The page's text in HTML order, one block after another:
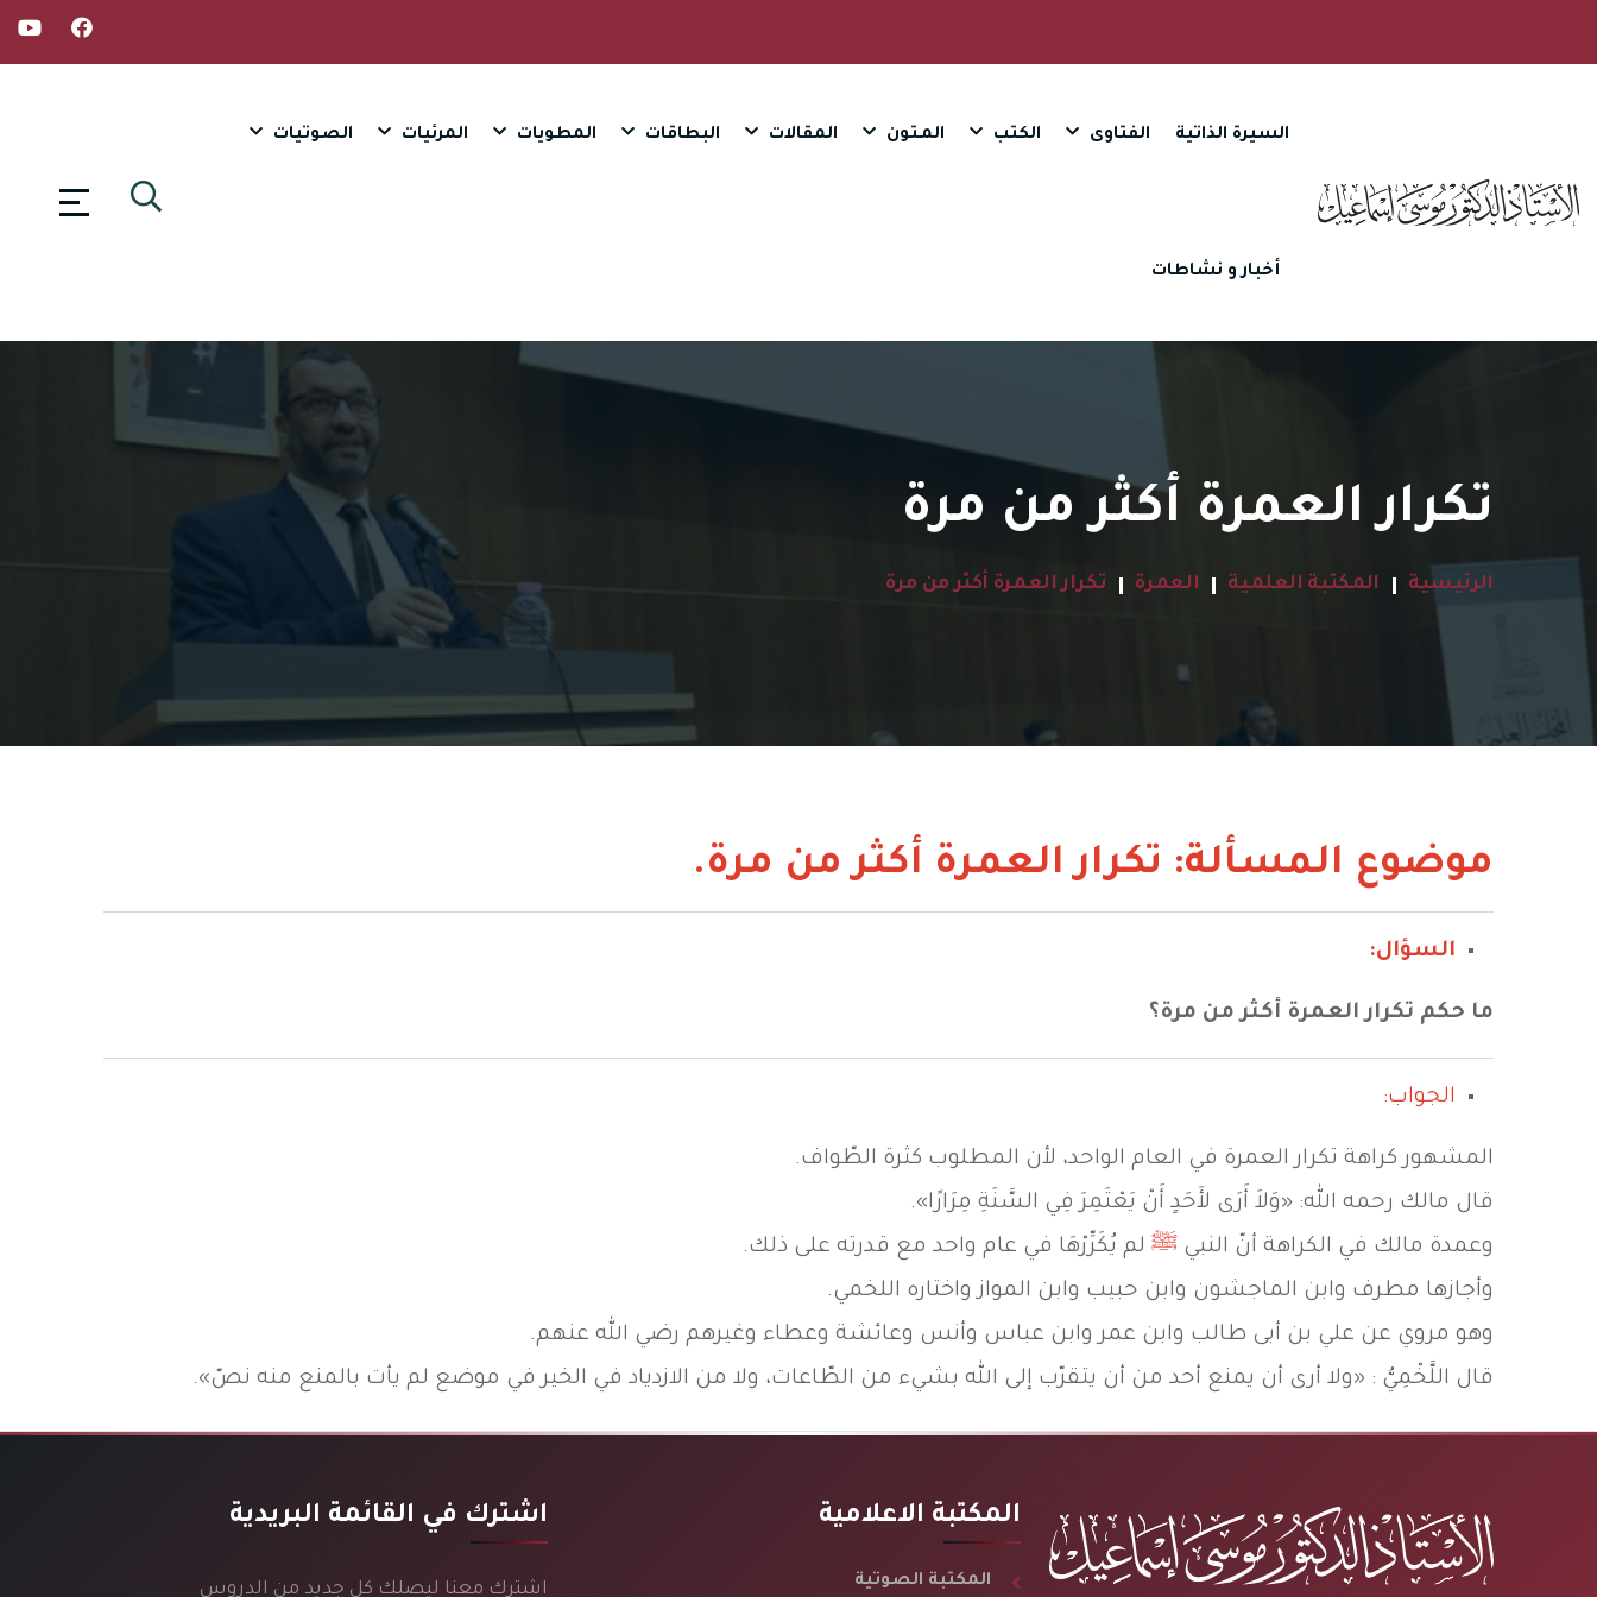
السيرة الذاتية الفتاوى الكتب المـتون المقالات البطاقات المطويات المرئيات الصوتيات
أخبار و نشاطات
تكرار العمرة أكثر من مرة
الرئيسية المكتبة العلمية العمرة تكرار العمرة أكثر من مرة
موضوع المسألة: تكرار العمرة أكثر من مرة.
السؤال:
ما حكم تكرار العمرة أكثر من مرة؟
الجواب:
المشهور كراهة تكرار العمرة في العام الواحد، لأن المطلوب كثرة الطّواف.
قال مالك رحمه الله: «وَلاَ أَرَى لأَحَدٍ أَنْ يَعْتَمِرَ فِي السَّنَةِ مِرَارًا».
وعمدة مالك في الكراهة أنّ النبي ﷺ لم يُكَرِّرْهَا في عام واحد مع قدرته على ذلك.
وأجازها مطرف وابن الماجشون وابن حبيب وابن المواز واختاره اللخمي.
وهو مروي عن علي بن أبى طالب وابن عمر وابن عباس وأنس وعائشة وعطاء وغيرهم رضي الله عنهم.
قال اللَّخْمِيُّ : «ولا أرى أن يمنع أحد من أن يتقرّب إلى الله بشيء من الطّاعات، ولا من الازدياد في الخير في موضع لم يأت بالمنع منه نصّ».
المكتبة الاعلامية
المكتبة الصوتية
اشترك في القائمة البريدية
اشترك معنا ليصلك كل جديد من الدروس